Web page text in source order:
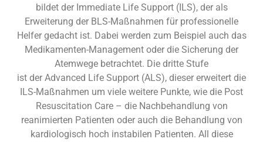
bildet der Immediate Life Support (ILS), der als
Erweiterung der BLS-Maßnahmen für professionelle
Helfer gedacht ist. Dabei werden zum Beispiel auch das
Medikamenten-Management oder die Sicherung der
Atemwege betrachtet. Die dritte Stufe
ist der Advanced Life Support (ALS), dieser erweitert die
ILS-Maßnahmen um viele weitere Punkte, wie die Post
Resuscitation Care – die Nachbehandlung von
reanimierten Patienten oder auch die Behandlung von
kardiologisch hoch instabilen Patienten. All diese